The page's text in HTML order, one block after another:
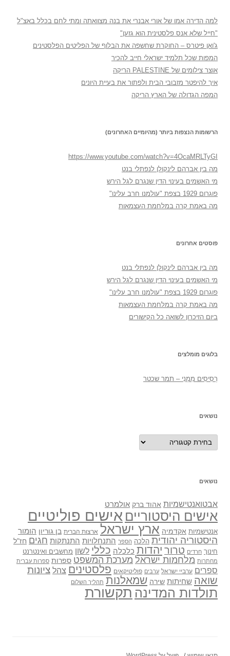
למה הדירה אמו של אורי אבנרי את בנה מצוואתה ומתי לחם בכלל באצ"ל
"חייל שלא אנס פלסטינית הוא גזען"
ג'ואן פיטרס – החוקרת שחשפה את הבלוף של הפליטים הפלסטינים
המפות שכל תלמיד ישראלי חייב להכיר
אוצר צילומים של PALESTINE הריקה
איך להיפטר מזבובי הבית ולפתור את בעיית היונים
המפה הגדולה של הארץ הריקה
הרשומות הנצפות ביותר (מהיומיים האחרונים)
https://www.youtube.com/watch?v=4OcaMRLTyGI
מה בין אברהם לינקולן לנפתלי בנט
מי האשמים בעינוי הדין שנגרם לגל הירש
פוגרום 1929 בצפת "עולמנו חרב עלינו"
מה באמת קרה במלחמת העצמאות
פוסטים אחרונים
מה בין אברהם לינקולן לנפתלי בנט
מי האשמים בעינוי הדין שנגרם לגל הירש
פוגרום 1929 בצפת "עולמנו חרב עלינו"
מה באמת קרה במלחמת העצמאות
ביום הזיכרון לשואה כל הקישורים
בלוגים מומלצים
רְסִיסִים מִמֶנִי – תמר שכטר
נושאים
נושאים
נושאים
אבטואנטישמיות אהוד ברק אולמרט
אישים היסטוריים אישים פוליטיים
אנטישמיות אקדמיה ארץ ישראל ארצות הברית בן גוריון הומור
היסטוריה יהודית הלכה הספר התנחלויות התנתקות חגים חז"ל
חינוך חרדים טרור יהדות כלכלה כללי לשון מחשבים ואינטרנט
מחתרות מלחמות ישראל מערכת המשפט ספרות ספרות עברית
ספרים ערביי ישראל ערבים פוליטיקאים פלסטינים צהל ציונות
שואה שחיתות שירה שמאלנות תהליך השלום
תולדות המדינה תקשורת